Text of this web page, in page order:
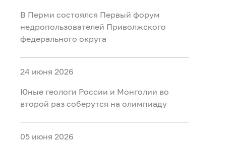
В Перми состоялся Первый форум
недропользователей Приволжского
федерального округа
24 июня 2026
Юные геологи России и Монголии во
второй раз соберутся на олимпиаду
05 июня 2026